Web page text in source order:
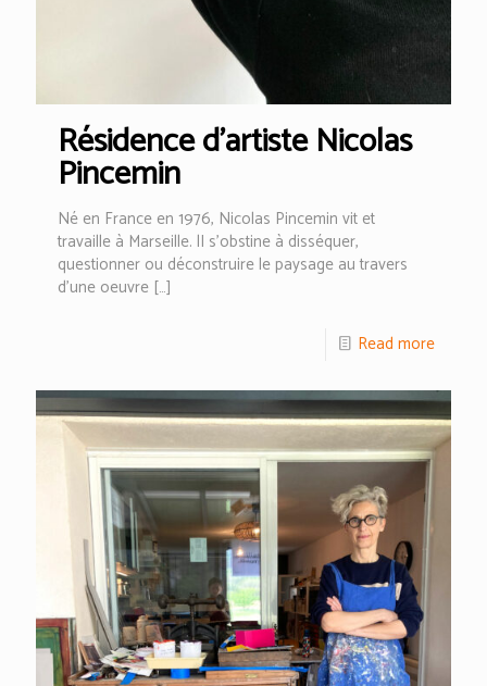
Résidence d’artiste Nicolas
Pincemin
Né en France en 1976, Nicolas Pincemin vit et
travaille à Marseille. lI s’obstine à disséquer,
questionner ou déconstruire le paysage au travers
d’une oeuvre […]
Read more